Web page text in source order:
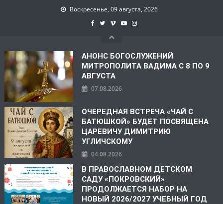
Воскресенье, 09 августа, 2026
АНОНС БОГОСЛУЖЕНИЙ
МИТРОПОЛИТА ВАДИМА С 8 ПО 9
АВГУСТА
07.08.2026
ОЧЕРЕДНАЯ ВСТРЕЧА «ЧАЙ С
БАТЮШКОЙ» БУДЕТ ПОСВЯЩЕНА
ЦАРЕВИЧУ ДИМИТРИЮ
УГЛИЧСКОМУ
04.08.2026
В ПРАВОСЛАВНОМ ДЕТСКОМ
САДУ «ПОКРОВСКИЙ»
ПРОДОЛЖАЕТСЯ НАБОР НА
НОВЫЙ 2026/2027 УЧЕБНЫЙ ГОД